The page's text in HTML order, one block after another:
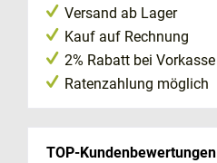
Versand ab Lager
Kauf auf Rechnung
2% Rabatt bei Vorkasse
Ratenzahlung möglich
TOP-Kundenbewertungen